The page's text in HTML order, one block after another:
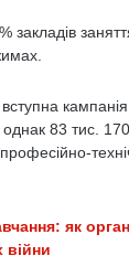
83 тис. 170
як
війни